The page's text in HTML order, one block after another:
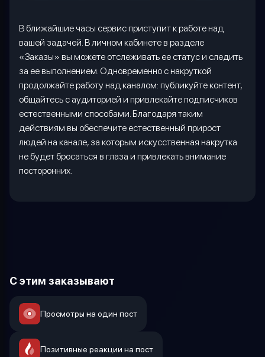
В ближайшие часы сервис приступит к работе над
вашей задачей. В личном кабинете в разделе
«Заказы» вы можете отслеживать ее статус и следить
за ее выполнением. Одновременно с накруткой
продолжайте работу над каналом: публикуйте контент,
общайтесь с аудиторией и привлекайте подписчиков
естественными способами. Благодаря таким
действиям вы обеспечите естественный прирост
людей на канале, за которым искусственная накрутка
не будет бросаться в глаза и привлекать внимание
посторонних.
С этим заказывают
Просмотры на один пост
Позитивные реакции на пост